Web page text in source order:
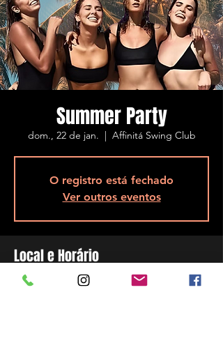
Summer Party
dom., 22 de jan.
  |
Affinitá Swing Club
O registro está fechado
Ver outros eventos
Local e Horário
22 de jan. de 2023, 23:00